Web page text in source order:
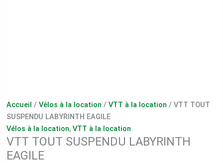
Accueil / Vélos à la location / VTT à la location / VTT TOUT
SUSPENDU LABYRINTH EAGILE
Vélos à la location, VTT à la location
VTT TOUT SUSPENDU LABYRINTH
EAGILE